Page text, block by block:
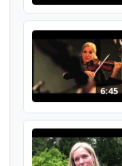
6:45